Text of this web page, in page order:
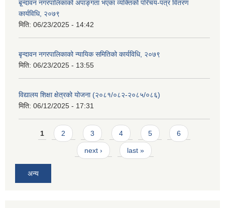
बृ्न्दावन नगरपालिकाको अपाङ्गता भएका व्यक्तिको परिचय-पत्र वितरण
कार्यविधि, २०७९
मिति: 06/23/2025 - 14:42
बृन्दावन नगरपालिकाको न्यायिक समितिको कार्यविधि, २०७९
मिति: 06/23/2025 - 13:55
विद्यालय शिक्षा क्षेत्रको योजना (२०८१/०८२-२०८५/०८६)
मिति: 06/12/2025 - 17:31
Pages
1 2 3 4 5 6
next › last »
अन्य